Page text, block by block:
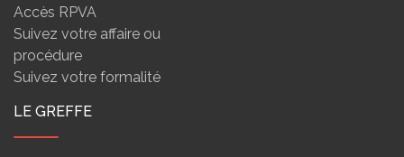
Accès RPVA
Suivez votre affaire ou
procédure
Suivez votre formalité
LE GREFFE